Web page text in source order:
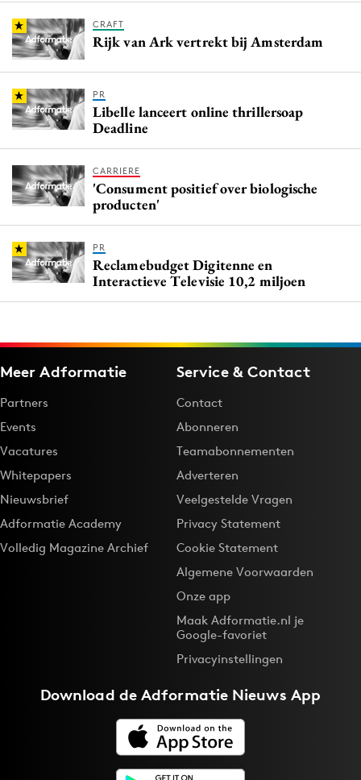
CRAFT
Rijk van Ark vertrekt bij Amsterdam
PR
Libelle lanceert online thrillersoap
Deadline
CARRIERE
'Consument positief over biologische
producten'
PR
Reclamebudget Digitenne en
Interactieve Televisie 10,2 miljoen
Meer Adformatie
Partners
Events
Vacatures
Whitepapers
Nieuwsbrief
Adformatie Academy
Volledig Magazine Archief
Service & Contact
Contact
Abonneren
Teamabonnementen
Adverteren
Veelgestelde Vragen
Privacy Statement
Cookie Statement
Algemene Voorwaarden
Onze app
Maak Adformatie.nl je
Google-favoriet
Privacyinstellingen
Download deAdformatie Nieuws App